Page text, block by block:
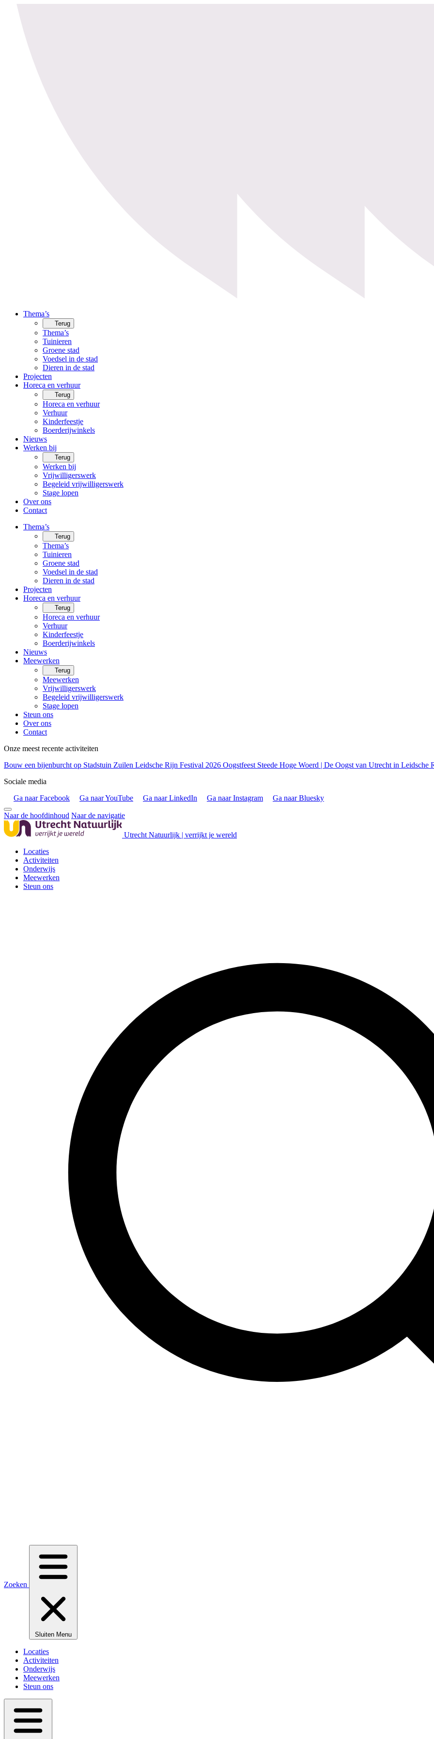
Thema’s
Terug
Thema’s
Tuinieren
Groene stad
Voedsel in de stad
Dieren in de stad
Projecten
Horeca en verhuur
Terug
Horeca en verhuur
Verhuur
Kinderfeestje
Boerderijwinkels
Nieuws
Werken bij
Terug
Werken bij
Vrijwilligerswerk
Begeleid vrijwilligerswerk
Stage lopen
Over ons
Contact
Thema’s
Terug
Thema’s
Tuinieren
Groene stad
Voedsel in de stad
Dieren in de stad
Projecten
Horeca en verhuur
Terug
Horeca en verhuur
Verhuur
Kinderfeestje
Boerderijwinkels
Nieuws
Meewerken
Terug
Meewerken
Vrijwilligerswerk
Begeleid vrijwilligerswerk
Stage lopen
Steun ons
Over ons
Contact
Onze meest recente activiteiten
Bouw een bijenburcht op Stadstuin Zuilen Leidsche Rijn Festival 2026 Oogstfeest Steede Hoge Woerd | De Oogst van Utrecht in Leidsche
Sociale media
Ga naar Facebook
Ga naar YouTube Ga naar LinkedIn Ga naar Instagram Ga naar Bluesky
Naar de hoofdinhoud Naar de navigatie
Utrecht Natuurlijk | verrijkt je wereld
Locaties
Activiteiten
Onderwijs
Meewerken
Steun ons
Zoeken
Sluiten Menu
Locaties
Activiteiten
Onderwijs
Meewerken
Steun ons